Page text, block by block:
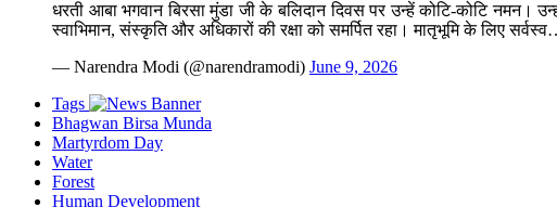
धरती आबा भगवान बिरसा मुंडा जी के बलिदान दिवस पर उन्हें कोटि-कोटि
स्वाभिमान, संस्कृति और अधिकारों की रक्षा को समर्पित रहा। मातृभूमि के लिए
— Narendra Modi (@narendramodi) June 9, 2026
Tags
Bhagwan Birsa Munda
Martyrdom Day
Water
Forest
Human Development